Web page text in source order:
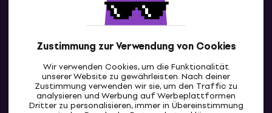
Zustimmung zur Verwendung von Cookies
Wir verwenden Cookies, um die Funktionalität
unserer Website zu gewährleisten. Nach deiner
Zustimmung verwenden wir sie, um den Traffic zu
analysieren und Werbung auf Werbeplattformen
Dritter zu personalisieren, immer in Übereinstimmung